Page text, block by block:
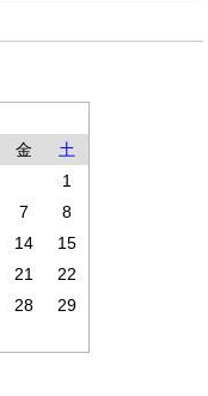
金
土
1
7
8
14
15
21
22
28
29